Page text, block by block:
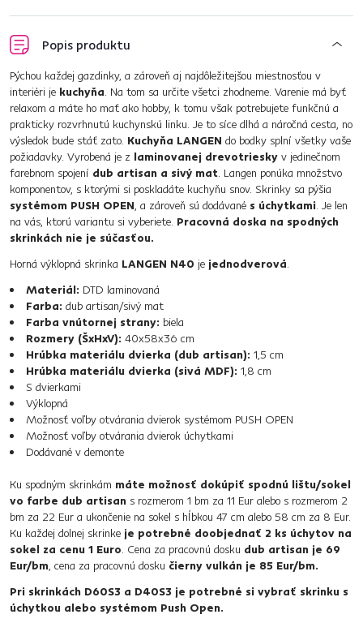
Popis produktu
Pýchou každej gazdinky, a zároveň aj najdôležitejšou miestnosťou v
interiéri je kuchyňa. Na tom sa určite všetci zhodneme. Varenie má byť
relaxom a máte ho mať ako hobby, k tomu však potrebujete funkčnú a
prakticky rozvrhnutú kuchynskú linku. Je to síce dlhá a náročná cesta, no
výsledok bude stáť zato. Kuchyňa LANGEN do bodky splní všetky vaše
požiadavky. Vyrobená je z laminovanej drevotriesky v jedinečnom
farebnom spojení dub artisan a sivý mat. Langen ponúka množstvo
komponentov, s ktorými si poskladáte kuchyňu snov. Skrinky sa pýšia
systémom PUSH OPEN, a zároveň sú dodávané s úchytkami. Je len
na vás, ktorú variantu si vyberiete. Pracovná doska na spodných
skrinkách nie je súčasťou.
Horná výklopná skrinka LANGEN N40 je jednodverová.
Materiál: DTD laminovaná
Farba: dub artisan/sivý mat
Farba vnútornej strany: biela
Rozmery (ŠxHxV): 40x58x36 cm
Hrúbka materiálu dvierka (dub artisan): 1,5 cm
Hrúbka materiálu dvierka (sivá MDF): 1,8 cm
S dvierkami
Výklopná
Možnosť voľby otvárania dvierok systémom PUSH OPEN
Možnosť voľby otvárania dvierok úchytkami
Dodávané v demonte
Ku spodným skrinkám máte možnosť dokúpiť spodnú lištu/sokel
vo farbe dub artisan s rozmerom 1 bm za 11 Eur alebo s rozmerom 2
bm za 22 Eur a ukončenie na sokel s hĺbkou 47 cm alebo 58 cm za 8 Eur.
Ku každej dolnej skrinke je potrebné doobjednať 2 ks úchytov na
sokel za cenu 1 Euro. Cena za pracovnú dosku dub artisan je 69
Eur/bm, cena za pracovnú dosku čierny vulkán je 85 Eur/bm.
Pri skrinkách D60S3 a D40S3 je potrebné si vybrať skrinku s
úchytkou alebo systémom Push Open.